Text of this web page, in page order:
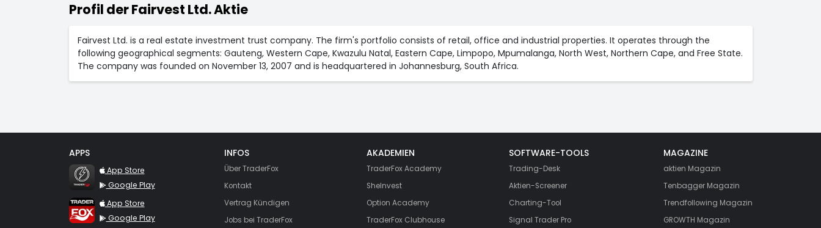
Profil der Fairvest Ltd. Aktie
Fairvest Ltd. is a real estate investment trust company. The firm's portfolio consists of retail, office and industrial properties. It operates through the
following geographical segments: Gauteng, Western Cape, Kwazulu Natal, Eastern Cape, Limpopo, Mpumalanga, North West, Northern Cape, and Free State.
The company was founded on November 13, 2007 and is headquartered in Johannesburg, South Africa.
APPS
TraderFox Flash
App Store
Google Play
TraderFox App
App Store
Google Play
INFOS
Über TraderFox
Kontakt
Vertrag Kündigen
Jobs bei TraderFox
AKADEMIEN
TraderFox Academy
SheInvest
Option Academy
TraderFox Clubhouse
SOFTWARE-TOOLS
Trading-Desk
Aktien-Screener
Charting-Tool
Signal Trader Pro
MAGAZINE
aktien Magazin
Tenbagger Magazin
Trendfollowing Magazin
GROWTH Magazin